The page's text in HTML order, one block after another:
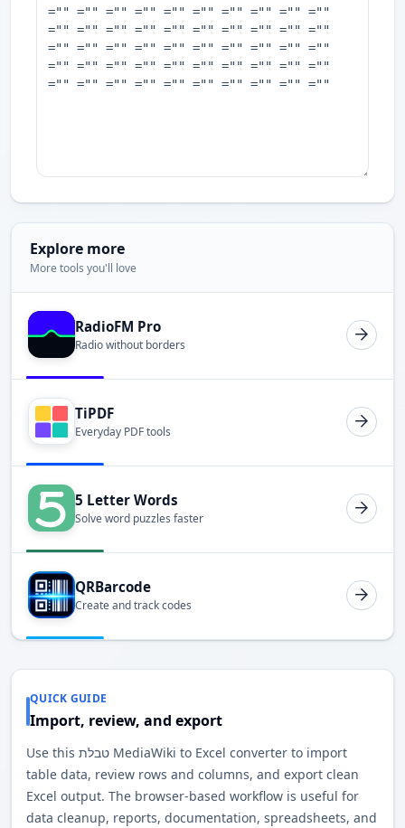
Explore more
More tools you'll love
RadioFM Pro
Radio without borders
TiPDF
Everyday PDF tools
5 Letter Words
Solve word puzzles faster
QRBarcode
Create and track codes
QUICK GUIDE
Import, review, and export
Use this טבלת MediaWiki to Excel converter to import
table data, review rows and columns, and export clean
Excel output. The browser-based workflow is useful for
data cleanup, reports, documentation, spreadsheets, and